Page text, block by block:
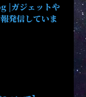
ガジェットや
発信していま